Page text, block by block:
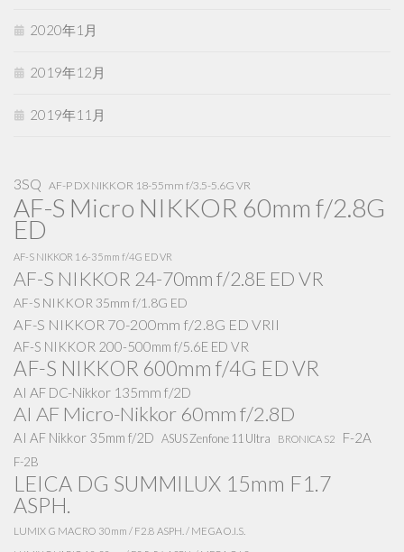
2020年1月
2019年12月
2019年11月
3SQ AF-P DX NIKKOR 18-55mm f/3.5-5.6G VR
AF-S Micro NIKKOR 60mm f/2.8G
ED
AF-S NIKKOR 16-35mm f/4G ED VR
AF-S NIKKOR 24-70mm f/2.8E ED VR
AF-S NIKKOR 35mm f/1.8G ED
AF-S NIKKOR 70-200mm f/2.8G ED VRII
AF-S NIKKOR 200-500mm f/5.6E ED VR
AF-S NIKKOR 600mm f/4G ED VR
AI AF DC-Nikkor 135mm f/2D
AI AF Micro-Nikkor 60mm f/2.8D
AI AF Nikkor 35mm f/2D ASUS Zenfone 11 Ultra BRONICA S2 F-2A
F-2B
LEICA DG SUMMILUX 15mm F1.7
ASPH.
LUMIX G MACRO 30mm / F2.8 ASPH. / MEGA O.I.S.